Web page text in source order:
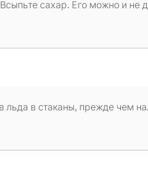
сахар. Его можно и не
льда в стаканы, прежде чем